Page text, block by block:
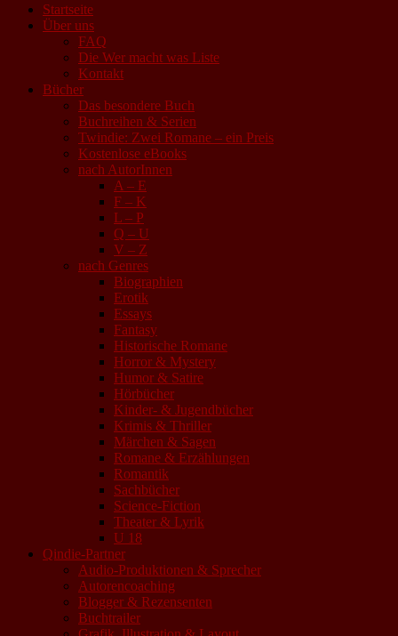
Startseite
Über uns
FAQ
Die Wer macht was Liste
Kontakt
Bücher
Das besondere Buch
Buchreihen & Serien
Twindie: Zwei Romane – ein Preis
Kostenlose eBooks
nach AutorInnen
A – E
F – K
L – P
Q – U
V – Z
nach Genres
Biographien
Erotik
Essays
Fantasy
Historische Romane
Horror & Mystery
Humor & Satire
Hörbücher
Kinder- & Jugendbücher
Krimis & Thriller
Märchen & Sagen
Romane & Erzählungen
Romantik
Sachbücher
Science-Fiction
Theater & Lyrik
U 18
Qindie-Partner
Audio-Produktionen & Sprecher
Autorencoaching
Blogger & Rezensenten
Buchtrailer